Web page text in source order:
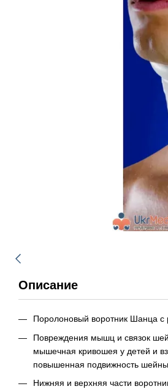
Описание
Поролоновый воротник Шанца с
Повреждения мышц и связок
мышечная кривошея у детей и
повышенная подвижность
Нижняя и верхняя части